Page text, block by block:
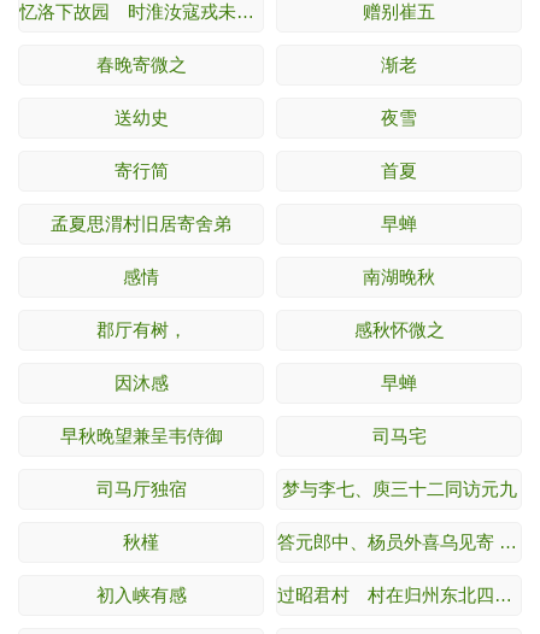
忆洛下故园 时淮汝寇戎未灭。 赠别崔五
春晚寄微之 渐老
送幼史 夜雪
寄行简 首夏
孟夏思渭村旧居寄舍弟 早蝉
感情 南湖晚秋
郡厅有树， 感秋怀微之
因沐感 早蝉
早秋晚望兼呈韦侍御 司马宅
司马厅独宿 梦与李七、庾三十二同访元九
秋槿 答元郎中、杨员外喜乌见寄 四十四字成。
初入峡有感 过昭君村 村在归州东北四十里。